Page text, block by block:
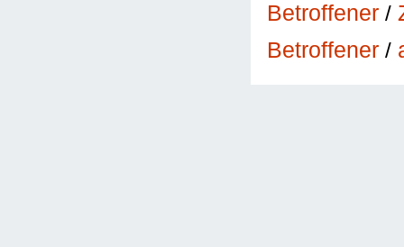
Betroffener /
Betroffener /